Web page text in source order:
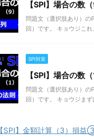
【SPI】場合の
問題文（選択肢あり）
回）です。 キョウジこ
SPI対策
【SPI】場合の数
問題文（選択肢あり）の
回）です。 キョウジま
【SPI】金額計算（3）損